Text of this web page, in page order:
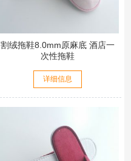
割绒拖鞋8.0mm原麻底 酒店一
次性拖鞋
详细信息